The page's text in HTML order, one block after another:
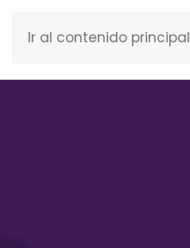
Ir al contenido principal